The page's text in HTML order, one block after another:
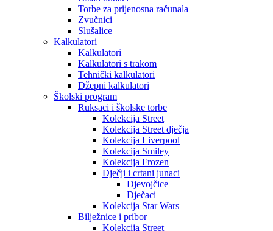
Torbe za prijenosna računala
Zvučnici
Slušalice
Kalkulatori
Kalkulatori
Kalkulatori s trakom
Tehnički kalkulatori
Džepni kalkulatori
Školski program
Ruksaci i školske torbe
Kolekcija Street
Kolekcija Street dječja
Kolekcija Liverpool
Kolekcija Smiley
Kolekcija Frozen
Dječji i crtani junaci
Djevojčice
Dječaci
Kolekcija Star Wars
Bilježnice i pribor
Kolekcija Street